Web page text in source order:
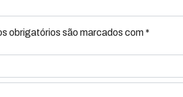
obrigatórios são marcados com *